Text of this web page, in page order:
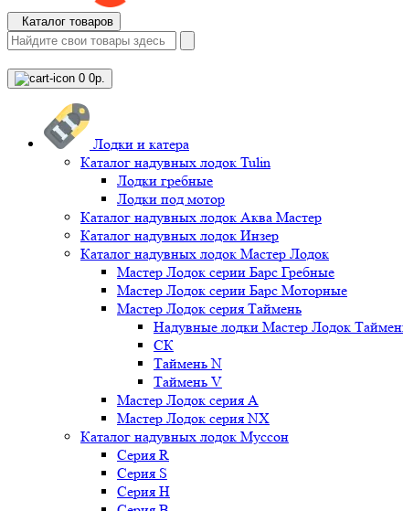
Каталог товаров
0 0р.
Лодки и катера
Каталог надувных лодок Tulin
Лодки гребные
Лодки под мотор
Каталог надувных лодок Аква Мастер
Каталог надувных лодок Инзер
Каталог надувных лодок Мастер Лодок
Мастер Лодок серии Барс Гребные
Мастер Лодок серии Барс Моторные
Мастер Лодок серия Таймень
Надувные лодки Мастер Лодок
СК
Таймень N
Таймень V
Мастер Лодок серия А
Мастер Лодок серия NX
Каталог надувных лодок Муссон
Серия R
Серия S
Серия H